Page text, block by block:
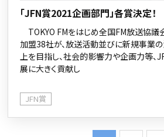
「JFN賞2021企画部門」各賞決定！
TOKYO FMをはじめ全国FM放送協議会
加盟38社が、放送活動並びに新規事業の
上を目指し、社会的影響力や企画力等、
展に大きく貢献し
JFN賞